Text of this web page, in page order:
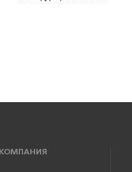
КОМПАНИЯ